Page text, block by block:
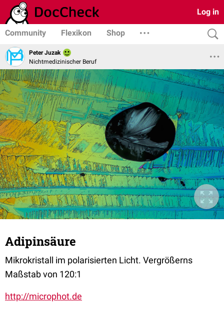
Log in
Community Flexikon Shop
Peter Juzak
Nichtmedizinischer Beruf
Adipinsäure
Mikrokristall im polarisierten Licht. Vergrößerns
Maßstab von 120:1
http://microphot.de